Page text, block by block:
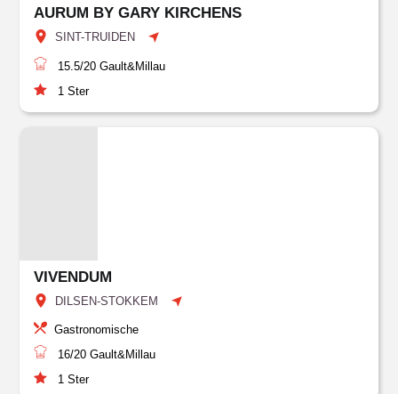
AURUM BY GARY KIRCHENS
SINT-TRUIDEN
15.5/20 Gault&Millau
1 Ster
VIVENDUM
DILSEN-STOKKEM
Gastronomische
16/20 Gault&Millau
1 Ster